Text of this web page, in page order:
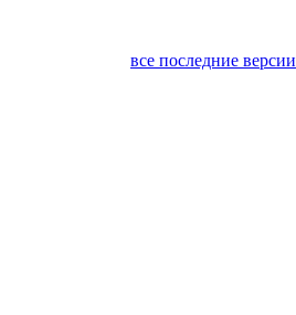
все последние версии